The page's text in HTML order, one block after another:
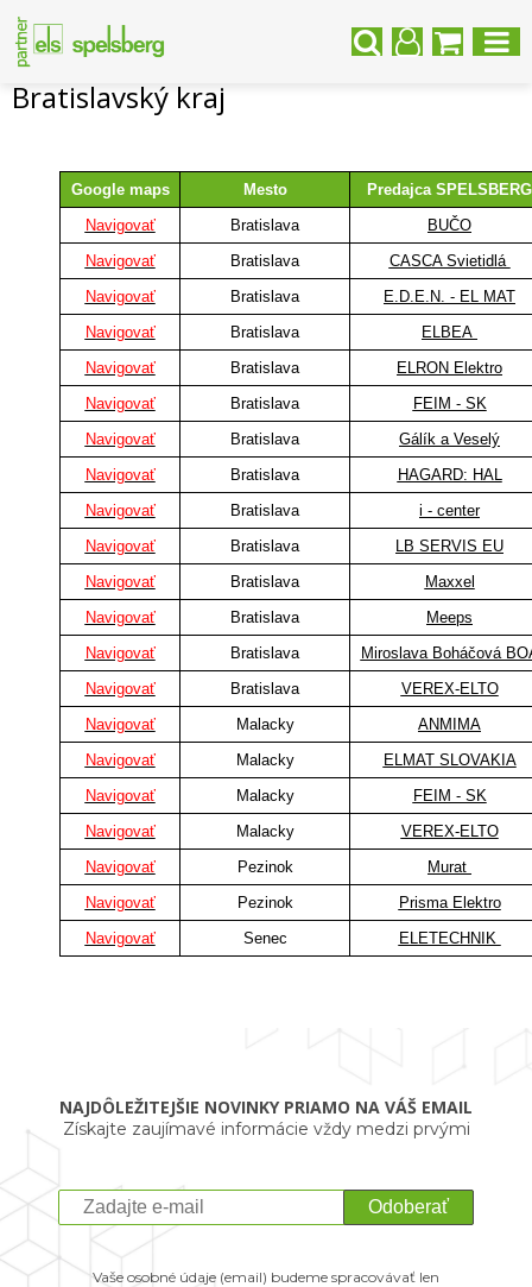
Bratislavský kraj
Google maps Mesto
Predajca SPELSBERG
Navigovať
Bratislava
BUČO
Navigovať
Bratislava
CASCA Svietidlá
Navigovať
Bratislava
E.D.E.N. - EL MAT
Navigovať
Bratislava
ELBEA
Navigovať
Bratislava
ELRON Elektro
Navigovať
Bratislava
FEIM - SK
Navigovať
Bratislava
Gálík a Veselý
Navigovať
Bratislava
HAGARD: HAL
Navigovať
Bratislava
i - center
Navigovať
Bratislava
LB SERVIS EU
Navigovať
Bratislava
Maxxel
Navigovať
Bratislava
Meeps
Navigovať
Bratislava
Miroslava Boháčová
Navigovať
Bratislava
VEREX-ELTO
Navigovať
Malacky
ANMIMA
Navigovať
Malacky
ELMAT SLOVAKIA
Navigovať
Malacky
FEIM - SK
Navigovať
Malacky
VEREX-ELTO
Navigovať
Pezinok
Murat
Navigovať
Pezinok
Prisma Elektro
Navigovať
Senec ELETECHNIK
NAJDÔLEŽITEJŠIE NOVINKY PRIAMO NA VÁŠ EMAIL
Získajte zaujímavé informácie vždy medzi prvými
Odoberať
Vaše osobné údaje (email) budeme spracovávať len